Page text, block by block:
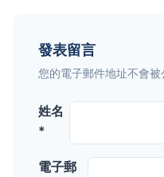
發表留言
您的電子郵件地址不會
姓名
*
電子郵